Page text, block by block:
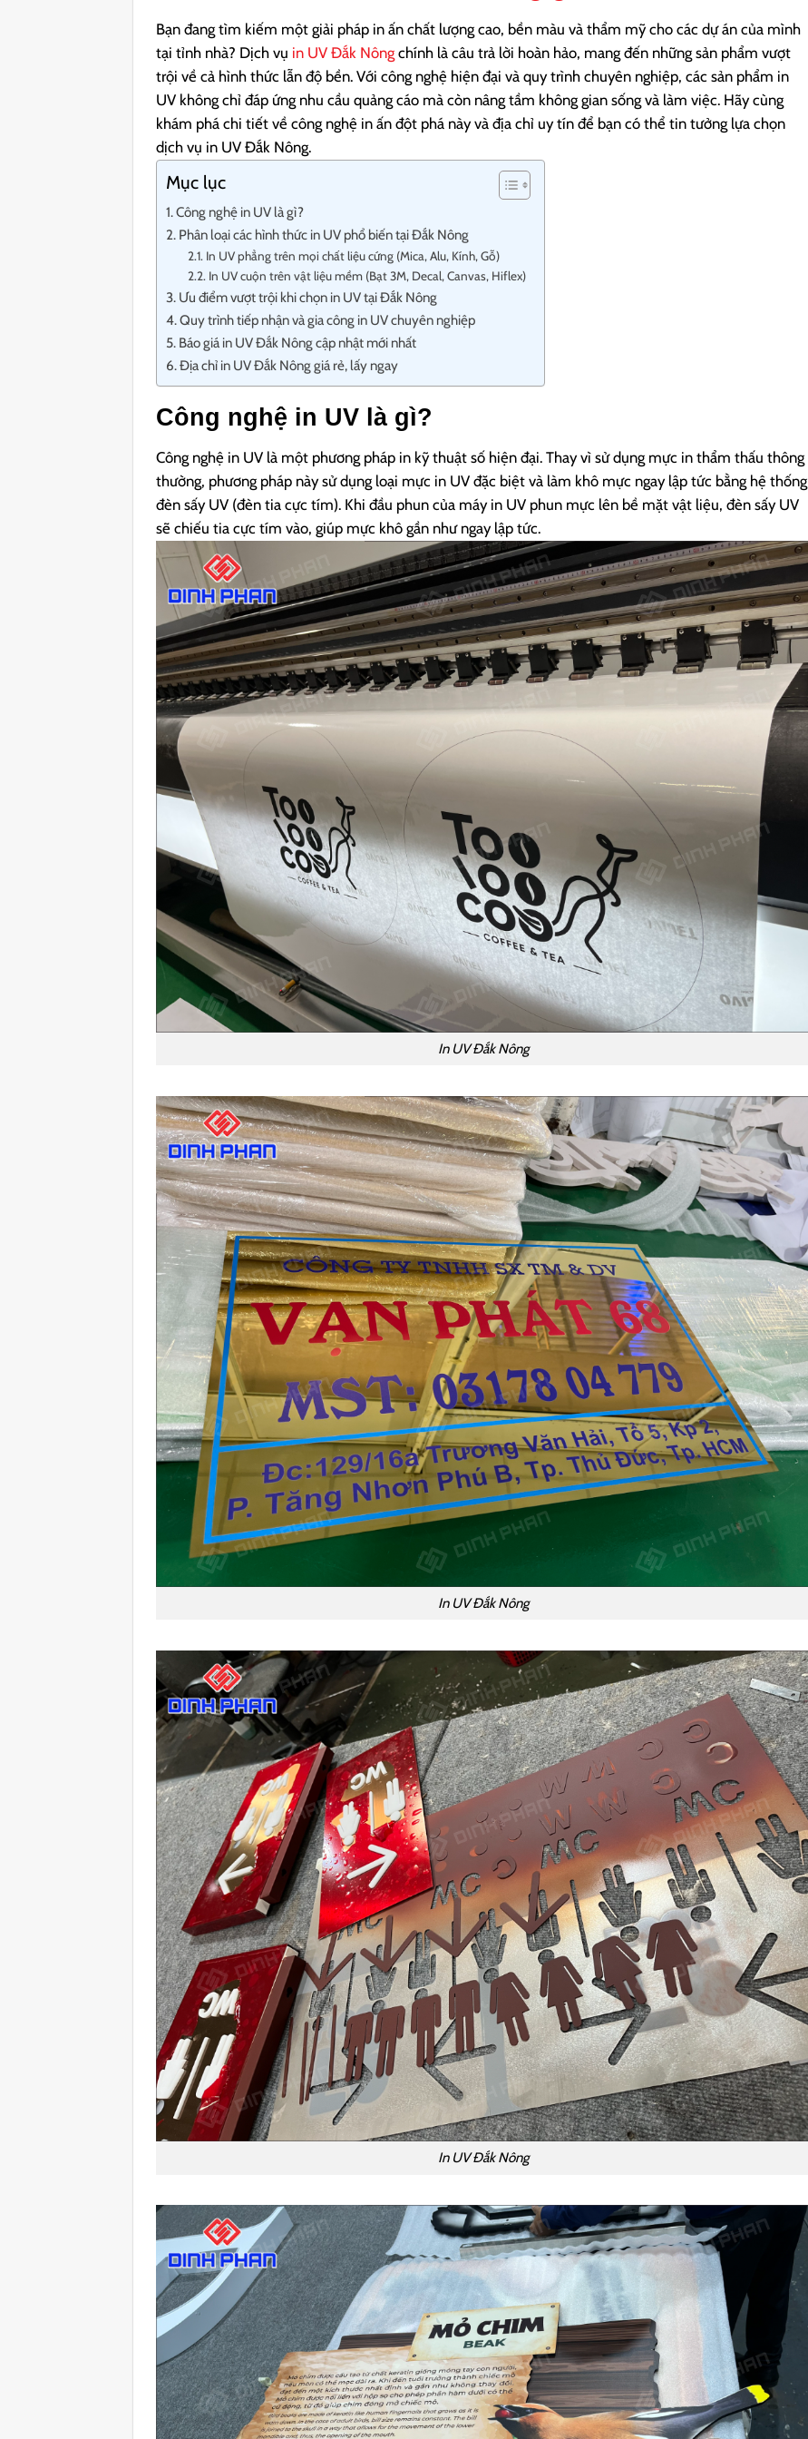
Bạn đang tìm kiếm một giải pháp in ấn chất lượng cao, bền màu và thẩm mỹ cho các dự án của mình
tại tỉnh nhà? Dịch vụ in UV Đắk Nông chính là câu trả lời hoàn hảo, mang đến những sản phẩm vượt
trội về cả hình thức lẫn độ bền.Với công nghệ hiện đại và quy trình chuyên nghiệp, các sản phẩm in
UV không chỉ đáp ứng nhu cầu quảng cáo mà còn nâng tầm không gian sống và làm việc. Hãy cùng
khám phá chi tiết về công nghệ in ấn đột phá này và địa chỉ uy tín để bạn có thể tin tưởng lựa chọn
dịch vụ in UV Đắk Nông.
Mục lục
Công nghệ in UV là gì?
Phân loại các hình thức in UV phổ biến tại Đắk Nông
In UV phẳng trên mọi chất liệu cứng (Mica, Alu, Kính, Gỗ)
In UV cuộn trên vật liệu mềm (Bạt 3M, Decal, Canvas, Hiflex)
Ưu điểm vượt trội khi chọn in UV tại Đắk Nông
Quy trình tiếp nhận và gia công in UV chuyên nghiệp
Báo giá in UV Đắk Nông cập nhật mới nhất
Địa chỉ in UV Đắk Nông giá rẻ, lấy ngay
Công nghệ in UV là gì?
Công nghệ in UV là một phương pháp in kỹ thuật số hiện đại. Thay vì sử dụng mực in thẩm thấu thông
thường, phương pháp này sử dụng loại mực in UV đặc biệt và làm khô mực ngay lập tức bằng hệ thống
đèn sấy UV (đèn tia cực tím). Khi đầu phun của máy in UV phun mực lên bề mặt vật liệu, đèn sấy UV
sẽ chiếu tia cực tím vào, giúp mực khô gần như ngay lập tức.
In UV Đắk Nông
In UV Đắk Nông
In UV Đắk Nông